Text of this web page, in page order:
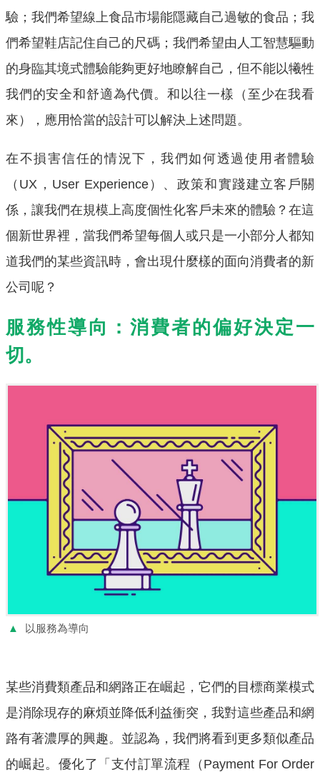
驗；我們希望線上食品市場能隱藏自己過敏的食品；我
們希望鞋店記住自己的尺碼；我們希望由人工智慧驅動
的身臨其境式體驗能夠更好地瞭解自己，但不能以犧牲
我們的安全和舒適為代價。和以往一樣（至少在我看
來），應用恰當的設計可以解決上述問題。
在不損害信任的情況下，我們如何透過使用者體驗
（UX，User Experience）、政策和實踐建立客戶關
係，讓我們在規模上高度個性化客戶未來的體驗？在這
個新世界裡，當我們希望每個人或只是一小部分人都知
道我們的某些資訊時，會出現什麼樣的面向消費者的新
公司呢？
服務性導向：消費者的偏好決定一
切。
▲ 以服務為導向
某些消費類產品和網路正在崛起，它們的目標商業模式
是消除現存的麻煩並降低利益衝突，我對這些產品和網
路有著濃厚的興趣。並認為，我們將看到更多類似產品
的崛起。優化了「支付訂單流程（Payment For Order